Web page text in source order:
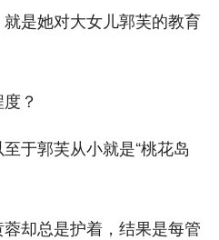
是她对大女儿郭芙的教育
？
于郭芙从小就是“桃花岛
却总是护着，结果是每管